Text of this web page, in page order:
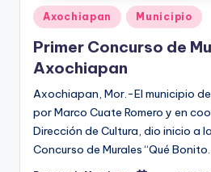
Publicado
en
Axochiapan Municipio
Primer Concurso de
Axochiapan
Axochiapan, Mor.-El municipio
por Marco Cuate Romero y en
Dirección de Cultura, dio inicio a
Concurso de Murales “Qué